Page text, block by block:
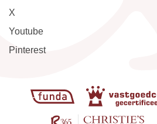
X
Youtube
Pinterest